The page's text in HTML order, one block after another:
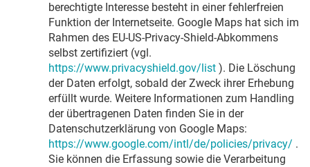
berechtigte Interesse besteht in einer fehlerfreien
Funktion der Internetseite. Google Maps hat sich im
Rahmen des EU-US-Privacy-Shield-Abkommens
selbst zertifiziert (vgl.
https://www.privacyshield.gov/list ). Die Löschung
der Daten erfolgt, sobald der Zweck ihrer Erhebung
erfüllt wurde. Weitere Informationen zum Handling
der übertragenen Daten finden Sie in der
Datenschutzerklärung von Google Maps:
https://www.google.com/intl/de/policies/privacy/ .
Sie können die Erfassung sowie die Verarbeitung